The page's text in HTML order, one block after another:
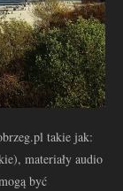
takie jak:
materiały audio
być